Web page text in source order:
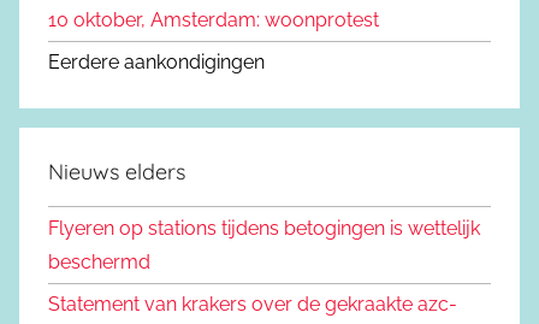
10 oktober, Amsterdam: woonprotest
Eerdere aankondigingen
Nieuws elders
Flyeren op stations tijdens betogingen is wettelijk
beschermd
Statement van krakers over de gekraakte azc-